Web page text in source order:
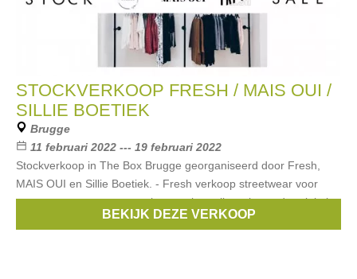
STOCKVERKOOP FRESH / MAIS OUI /
SILLIE BOETIEK
Brugge
11 februari 2022 --- 19 februari 2022
Stockverkoop in The Box Brugge georganiseerd door Fresh,
MAIS OUI en Sillie Boetiek. - Fresh verkoop streetwear voor
mannen en vrouwen, sneakers en betaalbare kunst door lokale
kunstenaars. - MAISBEKIJK DEZE VERKOOP